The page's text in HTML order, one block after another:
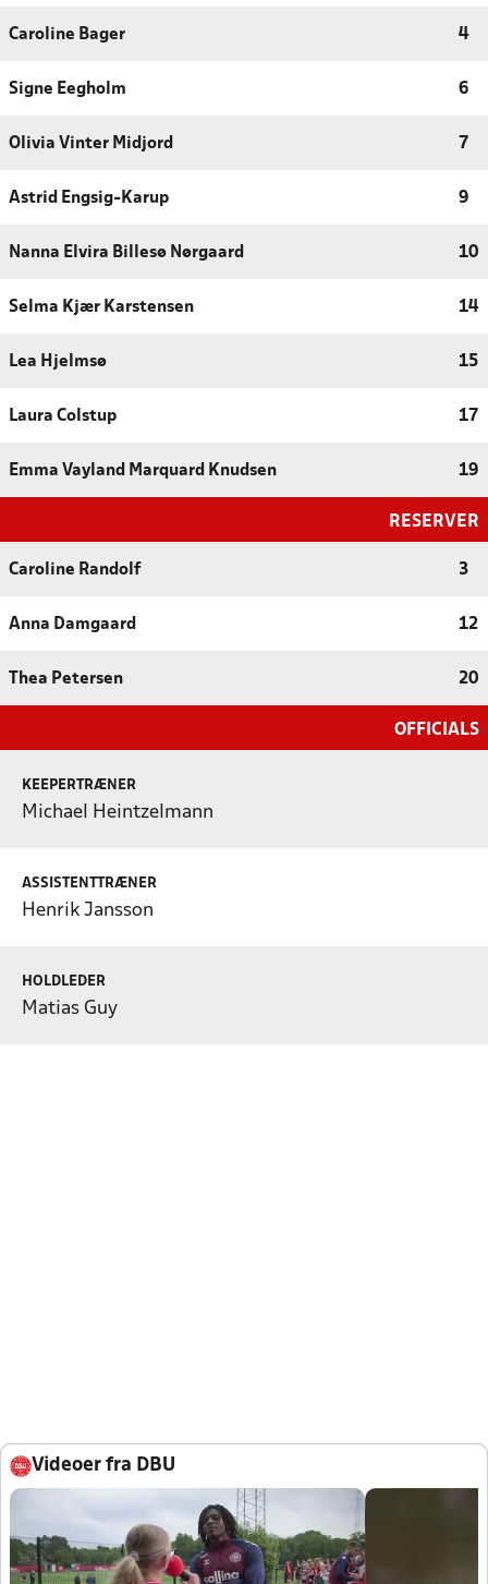
Caroline Bager 4
Signe Eegholm 6
Olivia Vinter Midjord 7
Astrid Engsig-Karup 9
Nanna Elvira Billesø Nørgaard 10
Selma Kjær Karstensen 14
Lea Hjelmsø 15
Laura Colstup 17
Emma Vayland Marquard Knudsen 19
RESERVER
Caroline Randolf 3
Anna Damgaard 12
Thea Petersen 20
OFFICIALS
KEEPERTRÆNER
Michael Heintzelmann
ASSISTENTTRÆNER
Henrik Jansson
HOLDLEDER
Matias Guy
Videoer fra DBU